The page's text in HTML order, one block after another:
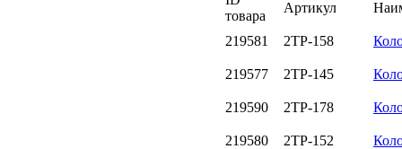
товара
Артикул
219581 2TP-158
219577 2TP-145
219590 2TP-178
219580 2TP-152